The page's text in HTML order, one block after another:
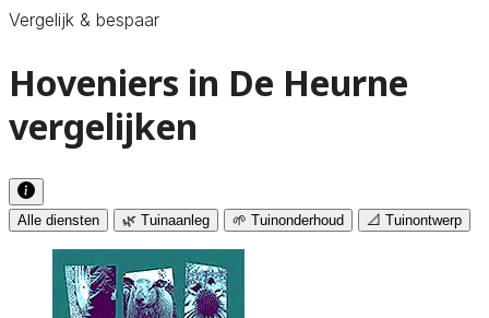
Vergelijk & bespaar
Hoveniers in De Heurne
vergelijken
Alle diensten 🌿 Tuinaanleg 🌱 Tuinonderhoud 📐 Tuinontwerp